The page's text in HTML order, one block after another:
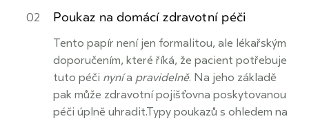
Poukaz na domácí zdravotní péči
Tento papír není jen formalitou, ale lékařským
doporučením, které říká, že pacient potřebuje
tuto péči nynía pravidelně. Na jeho základě
pak může zdravotní pojišťovna poskytovanou
péči úplně uhradit.Typy poukazů s ohledem na